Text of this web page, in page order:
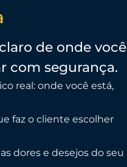
de onde você
com segurança.
real: onde você está,
faz o cliente escolher
dores e desejos do seu